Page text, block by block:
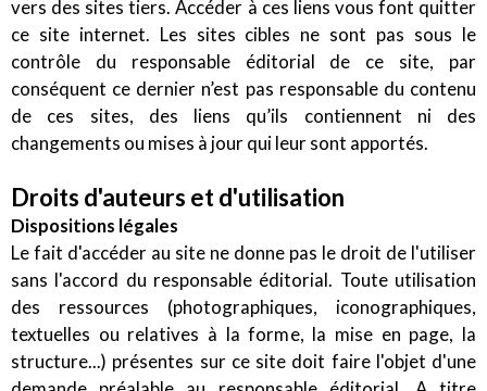
vers des sites tiers. Accéder à ces liens vous font quitter
ce site internet. Les sites cibles ne sont pas sous le
contrôle du responsable éditorial de ce site, par
conséquent ce dernier n’est pas responsable du contenu
de ces sites, des liens qu’ils contiennent ni des
changements ou mises à jour qui leur sont apportés.
Droits d'auteurs et d'utilisation
Dispositions légales
Le fait d'accéder au site ne donne pas le droit de l'utiliser
sans l'accord du responsable éditorial. Toute utilisation
des ressources (photographiques, iconographiques,
textuelles ou relatives à la forme, la mise en page, la
structure...) présentes sur ce site doit faire l'objet d'une